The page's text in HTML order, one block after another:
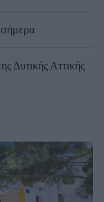
σήμερα
Δυτικής Αττικής